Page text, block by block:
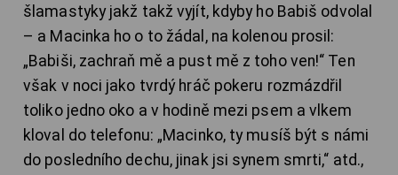
šlamastyky jakž takž vyjít, kdyby ho Babiš odvolal
– a Macinka ho o to žádal, na kolenou prosil:
„Babiši, zachraň mě a pust mě z toho ven!“ Ten
však v noci jako tvrdý hráč pokeru rozmázdřil
toliko jedno oko a v hodině mezi psem a vlkem
kloval do telefonu: „Macinko, ty musíš být s námi
do posledního dechu, jinak jsi synem smrti,“ atd.,